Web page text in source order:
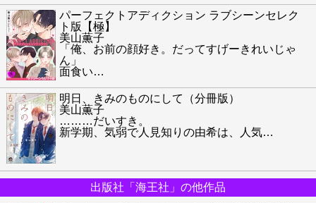
パーフェクトアディクション ラブシーンセレク
ト版【極】
美山薫子
「俺、お前の顔好き。だってすげーきれいじゃ
ん」
面食い…
明日、きみのものにして（分冊版）
美山薫子
………だいすき。
新学期、気弱で人見知りの由希は、人気…
出版社「海王社」の他作品